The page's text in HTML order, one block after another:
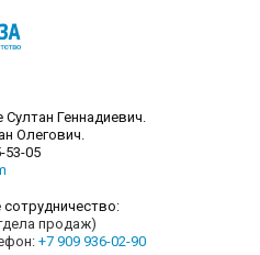
Геннадиевич.
Олегович.
53-05
продаж)
+7 909 936-02-90